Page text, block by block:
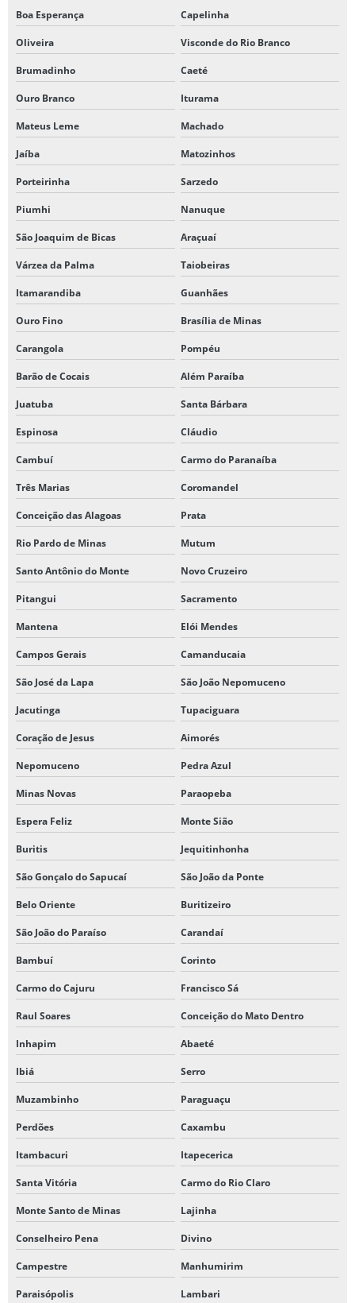
Boa Esperança Capelinha
Oliveira Visconde do Rio Branco
Brumadinho Caeté
Ouro Branco Iturama
Mateus Leme Machado
Jaíba Matozinhos
Porteirinha Sarzedo
Piumhi Nanuque
São Joaquim de Bicas Araçuaí
Várzea da Palma Taiobeiras
Itamarandiba Guanhães
Ouro Fino Brasília de Minas
Carangola Pompéu
Barão de Cocais Além Paraíba
Juatuba Santa Bárbara
Espinosa Cláudio
Cambuí Carmo do Paranaíba
Três Marias Coromandel
Conceição das Alagoas Prata
Rio Pardo de Minas Mutum
Santo Antônio do Monte Novo Cruzeiro
Pitangui Sacramento
Mantena Elói Mendes
Campos Gerais Camanducaia
São José da Lapa São João Nepomuceno
Jacutinga Tupaciguara
Coração de Jesus Aimorés
Nepomuceno Pedra Azul
Minas Novas Paraopeba
Espera Feliz Monte Sião
Buritis Jequitinhonha
São Gonçalo do Sapucaí São João da Ponte
Belo Oriente Buritizeiro
São João do Paraíso Carandaí
Bambuí Corinto
Carmo do Cajuru Francisco Sá
Raul Soares Conceição do Mato Dentro
Inhapim Abaeté
Ibiá Serro
Muzambinho Paraguaçu
Perdões Caxambu
Itambacuri Itapecerica
Santa Vitória Carmo do Rio Claro
Monte Santo de Minas Lajinha
Conselheiro Pena Divino
Campestre Manhumirim
Paraisópolis Lambari